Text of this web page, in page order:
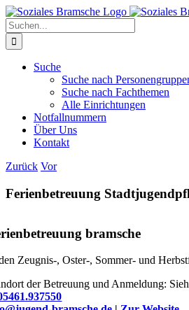
Zum
Inhalt
springen
Suche
nach:
Suche
Suche nach
Suche nach Fachthemen
Alle Einrichtungen
Notfallnummern
Über Uns
Kontakt
Zurück Vor
Ferienbetreuung
bramsche
Zeugnis-, Oster-, Sommer- und
der Betreuung und Anmeldung: